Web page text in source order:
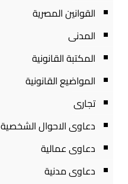
القوانين المصرية
المدنى
المكتبة القانونية
المواضيع القانونية
تجارى
دعاوى الاحوال الشخصية
دعاوى عمالية
دعاوى مدنية